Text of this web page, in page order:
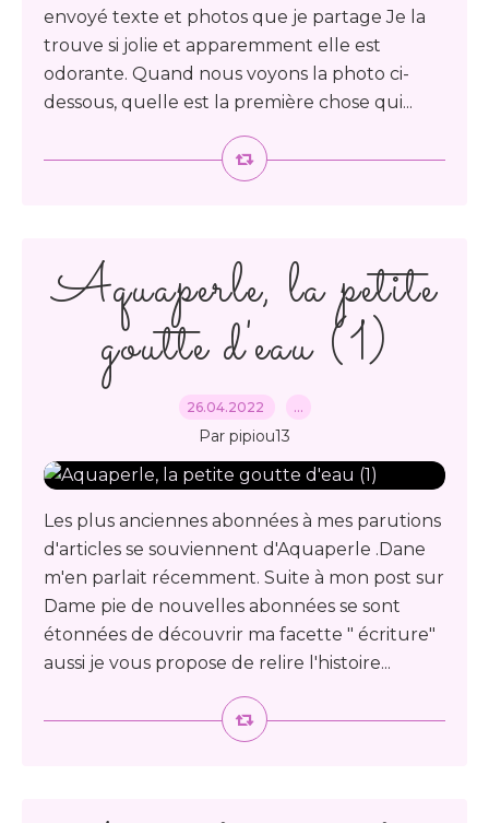
envoyé texte et photos que je partage Je la
trouve si jolie et apparemment elle est
odorante. Quand nous voyons la photo ci-
dessous, quelle est la première chose qui...
Aquaperle, la petite
goutte d'eau (1)
26.04.2022 …
Par pipiou13
Les plus anciennes abonnées à mes parutions
d'articles se souviennent d'Aquaperle .Dane
m'en parlait récemment. Suite à mon post sur
Dame pie de nouvelles abonnées se sont
étonnées de découvrir ma facette " écriture"
aussi je vous propose de relire l'histoire...